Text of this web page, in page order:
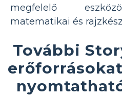
megfelelő
matematikai és
További